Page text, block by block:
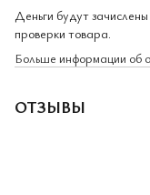
Деньги будут
проверки товара.
Больше информации об
ОТЗЫВЫ